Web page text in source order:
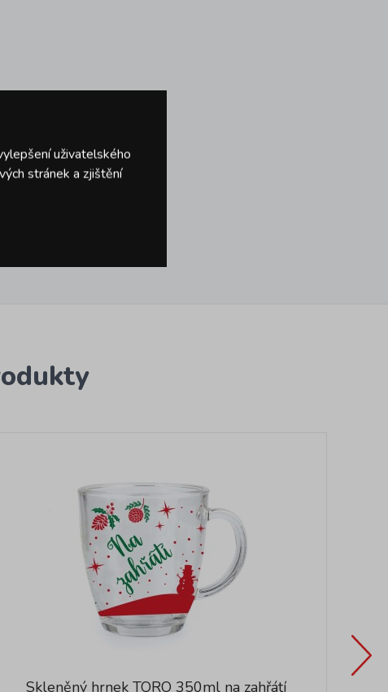
Skleněný hrnek TORO 350ml na zahřátí
uživatelského
stránek a zjištění